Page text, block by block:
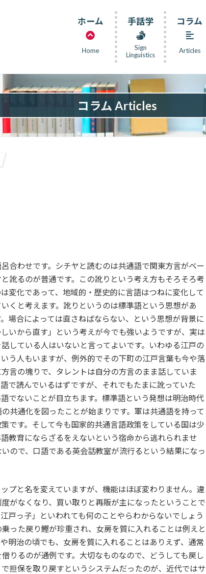
ホーム
Home
手話学
Sign
Linguistics
コラム
Articles
コラム Articles
合わせです。シチヤと読むのは共通語で関東方言がベー
訛るのが普通です。この訛りという考え方もそろそろ考
変化であって、地域的・歴史的に言語はつねに変化して
くと考えます。訛りというのは標準語という思想があ
場合によっては直さねばならない、という思想が背景に
いから直す」という考えが今でも強いようですが、実は
している人はいないと言ってよいです。いわゆる江戸の
う人もいますが、例外的でその下町の江戸言葉も今や落
言の塊りで、タレントは自分の方言のまま話していま
で読んでいるはずですが、それでもたまに訛っていた
でないことが目立ちます。標準語という発想は明治時代
共通化を図ったことが始まりです。軍は共通語を持って
です。そして今も国家的共通言語政策をしている国は少
教育にならざるをえないという宿命から逃れられませ
ので、口語である英会話教室が流行るという結果になっ
プと名を変えていますが、機能はほぼ変わりません。違
がなくなり、買い取りと再販が主になったということで
戸っ子」といわれても何のことやらわからないでしょう
った戻り鰹が珍重され、女房を質に入れることは例えと
明治の頃でも、女房を質に入れることはありえず、通常
りるのが通例です。大切なものなので、どうしても戻し
担保を取り戻すというシステムだったのが、近代ではサ